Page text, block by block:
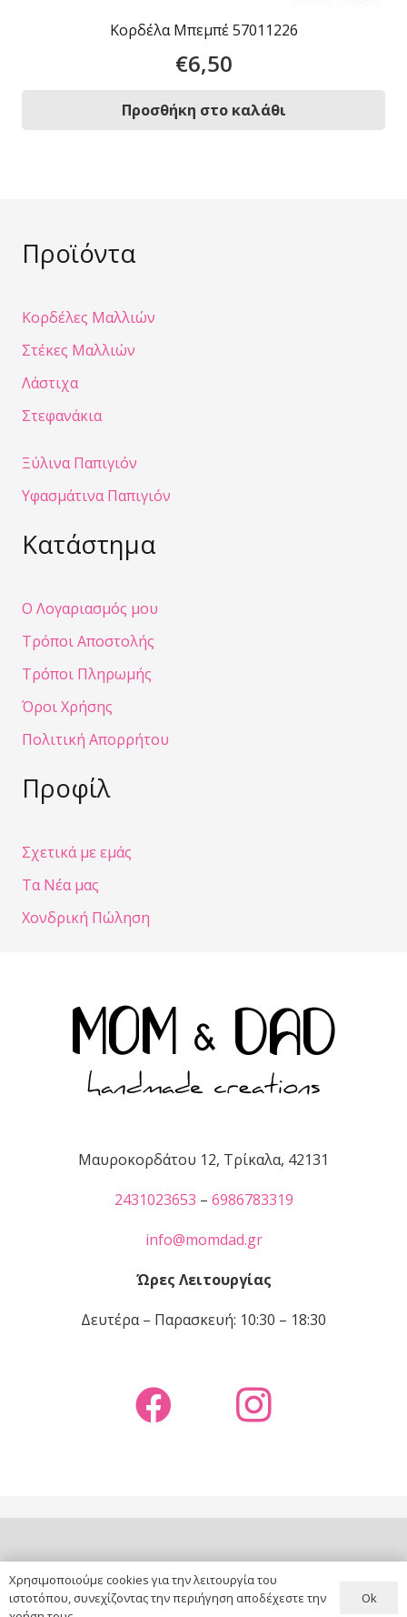
Κορδέλα Μπεμπέ 57011226
€6,50
Προσθήκη στο καλάθι
Προϊόντα
Κορδέλες Μαλλιών
Στέκες Μαλλιών
Λάστιχα
Στεφανάκια
Ξύλινα Παπιγιόν
Υφασμάτινα Παπιγιόν
Κατάστημα
Ο Λογαριασμός μου
Τρόποι Αποστολής
Τρόποι Πληρωμής
Όροι Χρήσης
Πολιτική Απορρήτου
Προφίλ
Σχετικά με εμάς
Τα Νέα μας
Χονδρική Πώληση
Μαυροκορδάτου 12, Τρίκαλα, 42131
2431023653 – 6986783319
info@momdad.gr
Ώρες Λειτουργίας
Δευτέρα – Παρασκευή: 10:30 – 18:30
copyright ©MOM & DAD|website by
Χρησιμοποιούμε cookies για την λειτουργία του
ιστοτόπου, συνεχίζοντας την περιήγηση αποδέχεστε την
Ok